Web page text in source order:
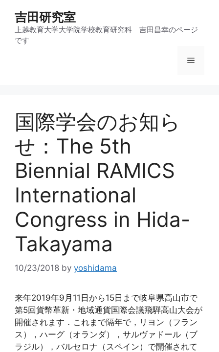
吉田研究室
上越教育大学大学院学校教育研究科 吉田昌幸のページ
です
メ
国際学会のお知ら
せ：The 5th
Biennial RAMICS
International
Congress in Hida-
Takayama
10/23/2018 by yoshidama
来年2019年9月11日から15日まで岐阜県高山市で
第5回貨幣革新・地域通貨国際会議飛騨高山大会が
開催されます．これまで隔年で，リヨン（フラン
ス），ハーグ（オランダ），サルヴァドール（ブ
ラジル），バルセロナ（スペイン）で開催されて